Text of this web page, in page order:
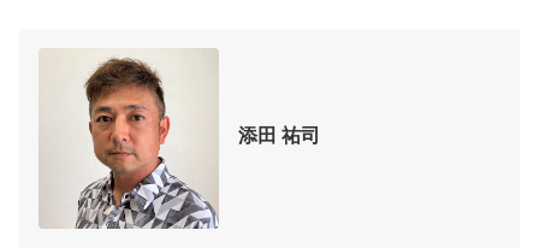
13:30～　の場合…
入力方法＞　第一希望：希望日入力　11:00～1
2:00　第二希望：希望日入力　13:30～14:30　とご入
力下さい。
※レッスン時間60分のため、終了
時間は開始時間の60分後で設定お願いします。
添田 祐司